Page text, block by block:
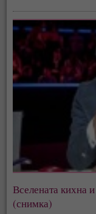
Вселената кихна
(снимка)